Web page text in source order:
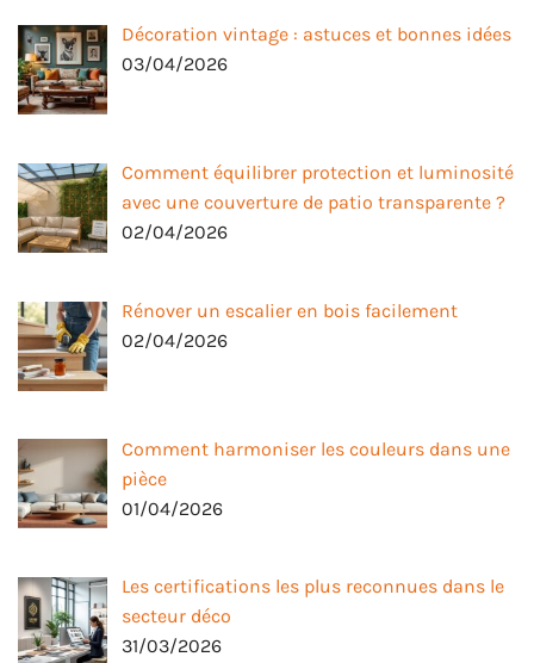
Décoration vintage : astuces et bonnes idées
03/04/2026
Comment équilibrer protection et luminosité
avec une couverture de patio transparente ?
02/04/2026
Rénover un escalier en bois facilement
02/04/2026
Comment harmoniser les couleurs dans une
pièce
01/04/2026
Les certifications les plus reconnues dans le
secteur déco
31/03/2026